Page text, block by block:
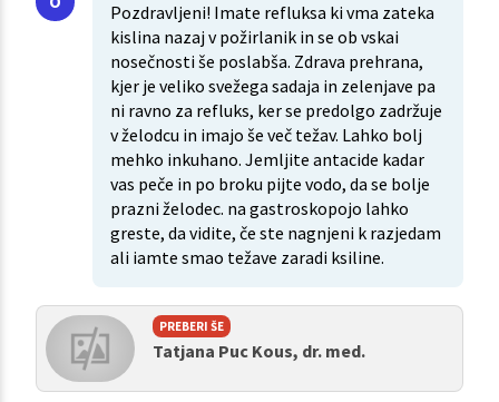
Pozdravljeni! Imate refluksa ki vma zateka
kislina nazaj v požirlanik in se ob vskai
nosečnosti še poslabša. Zdrava prehrana,
kjer je veliko svežega sadaja in zelenjave pa
ni ravno za refluks, ker se predolgo zadržuje
v želodcu in imajo še več težav. Lahko bolj
mehko inkuhano. Jemljite antacide kadar
vas peče in po broku pijte vodo, da se bolje
prazni želodec. na gastroskopojo lahko
greste, da vidite, če ste nagnjeni k razjedam
ali iamte smao težave zaradi ksiline.
PREBERI ŠE
Tatjana Puc Kous, dr. med.